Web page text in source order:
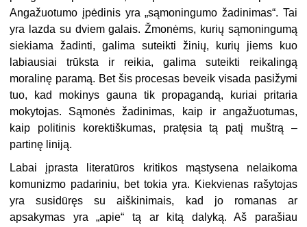
Angažuotumo įpėdinis yra „sąmoningumo žadinimas“. Tai
yra lazda su dviem galais. Žmonėms, kurių sąmoningumą
siekiama žadinti, galima suteikti žinių, kurių jiems kuo
labiausiai trūksta ir reikia, galima suteikti reikalingą
moralinę paramą. Bet šis procesas beveik visada pasižymi
tuo, kad mokinys gauna tik propagandą, kuriai pritaria
mokytojas. Sąmonės žadinimas, kaip ir angažuotumas,
kaip politinis korektiškumas, pratęsia tą patį muštrą –
partinę liniją.
Labai įprasta literatūros kritikos mąstysena nelaikoma
komunizmo padariniu, bet tokia yra. Kiekvienas rašytojas
yra susidūręs su aiškinimais, kad jo romanas ar
apsakymas yra „apie“ tą ar kitą dalyką. Aš parašiau